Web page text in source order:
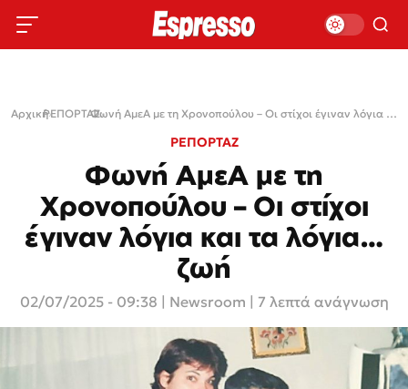
Αρχική›
ΡΕΠΟΡΤΑΖ› Φωνή ΑμεΑ με τη Χρονοπούλου – Οι στίχοι έγιναν λόγια και τα λόγια… ζωή
ΡΕΠΟΡΤΑΖ
Φωνή ΑμεΑ με τη
Χρονοπούλου – Οι στίχοι
έγιναν λόγια και τα λόγια…
ζωή
02/07/2025 - 09:38 Newsroom | 7 λεπτά ανάγνωση